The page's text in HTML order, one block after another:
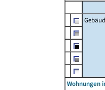
Wohnungen